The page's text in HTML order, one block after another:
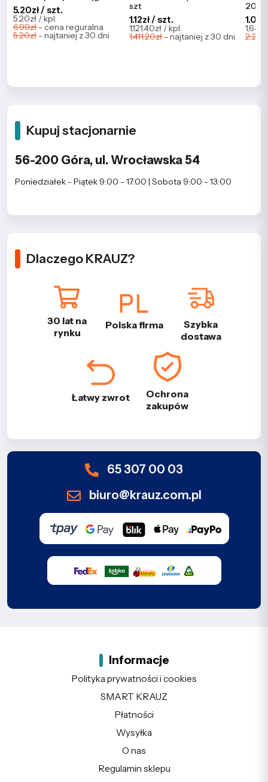
5.20zł / szt.
5.20zł / kpl.
6.99zł - cena reguralna
5.20zł - najtaniej z 30 dni
szt
1.12zł / szt.
1,121.40zł / kpl.
1,411.20zł - najtaniej z 30 dni
Kupuj stacjonarnie
56-200 Góra, ul. Wrocławska 54
Poniedziałek - Piątek 9:00 - 17:00 | Sobota 9:00 - 13:00
Dlaczego KRAUZ?
30 lat na
rynku
Polska firma
Szybka
dostawa
Łatwy zwrot
Ochrona
zakupów
65 307 00 03
biuro@krauz.com.pl
Informacje
Polityka prywatności i cookies
SMART KRAUZ
Płatności
Wysyłka
O nas
Regulamin sklepu